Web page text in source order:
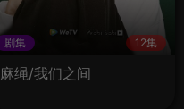
剧集 12集
麻绳/我们之间